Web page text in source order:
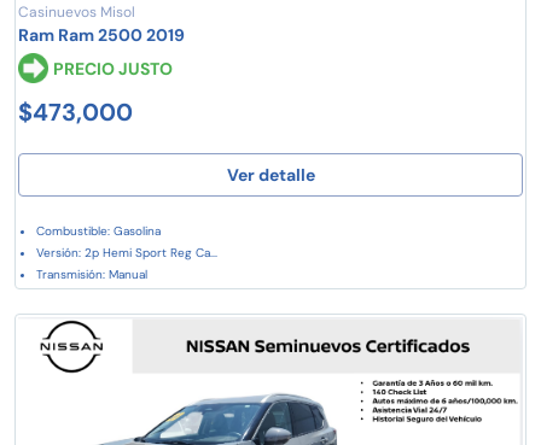
Casinuevos Misol
Ram Ram 2500 2019
PRECIO JUSTO
$473,000
Ver detalle
Combustible: Gasolina
Versión: 2p Hemi Sport Reg Ca...
Transmisión: Manual